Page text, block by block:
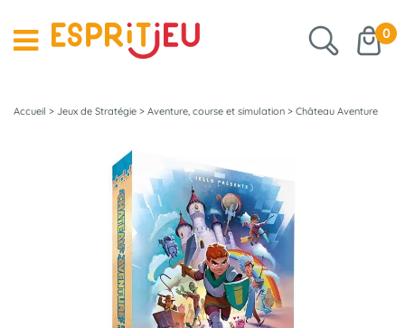
0
Accueil > Jeux de Stratégie > Aventure, course et simulation > Château Aventure